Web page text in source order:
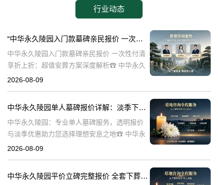
行业动态
“中华永久陵园入门款墓碑亲民报价 一次性付清享折上折：超值安葬方案深度解析”
中华永久陵园入门款墓碑亲民报价 一次性付清
享折上折：超值安葬方案深度解析☎ 中华永久
陵园电话:400-838-5063在人生的旅程中，我们
2026-08-09
中华永久陵园单人墓碑报价详解：淡季下单享数千元优惠
中华永久陵园：专业单人墓碑服务，透明报价
与淡季优惠助力您选择理想安息之地☎ 中华永
久陵园电话:400-838-5063中华永久陵园，作为
2026-08-09
中华永久陵园平价立碑完整报价 全套下葬流程打包降价详解